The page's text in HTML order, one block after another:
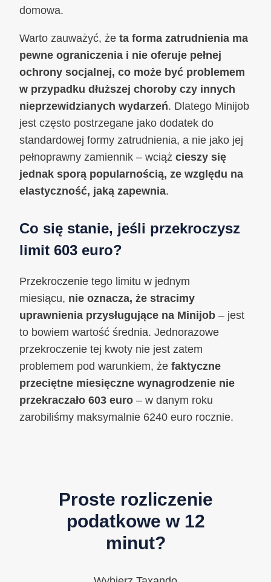
domowa.
Warto zauważyć, że ta forma zatrudnienia ma
pewne ograniczenia i nie oferuje pełnej
ochrony socjalnej, co może być problemem
w przypadku dłuższej choroby czy innych
nieprzewidzianych wydarzeń. Dlatego Minijob
jest często postrzegane jako dodatek do
standardowej formy zatrudnienia, a nie jako jej
pełnoprawny zamiennik – wciąż cieszy się
jednak sporą popularnością, ze względu na
elastyczność, jaką zapewnia.
Co się stanie, jeśli przekroczysz
limit 603 euro?
Przekroczenie tego limitu w jednym
miesiącu, nie oznacza, że stracimy
uprawnienia przysługujące na Minijob – jest
to bowiem wartość średnia. Jednorazowe
przekroczenie tej kwoty nie jest zatem
problemem pod warunkiem, że faktyczne
przeciętne miesięczne wynagrodzenie nie
przekraczało 603 euro – w danym roku
zarobiliśmy maksymalnie 6240 euro rocznie.
Proste rozliczenie
podatkowe w 12
minut?